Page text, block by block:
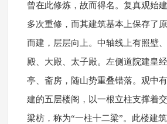
曾在此修炼，故而得名。复真观始
多次重修，而其建筑基本上保存了
而建，层层向上。中轴线上有照壁
殿、大殿、太子殿。左侧道院建皇
亭、斋房，随山势重叠错落。观中
建的五层楼阁，以一根立柱支撑着
梁枋，称为“一柱十二梁”。此楼建